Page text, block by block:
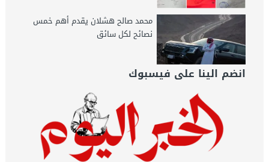
محمد صالح هشلان يقدم أهم خمس
نصائح لكل سائق
انضم الينا على فيسبوك